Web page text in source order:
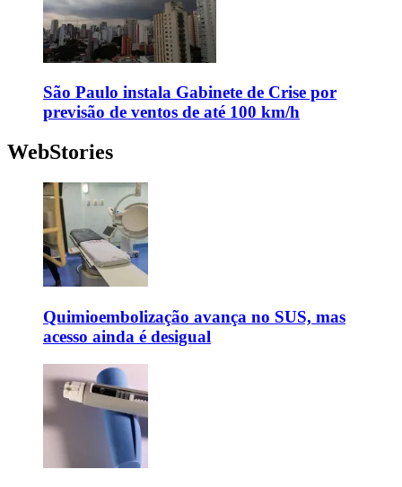
São Paulo instala Gabinete de Crise por
previsão de ventos de até 100 km/h
WebStories
Quimioembolização avança no SUS, mas
acesso ainda é desigual